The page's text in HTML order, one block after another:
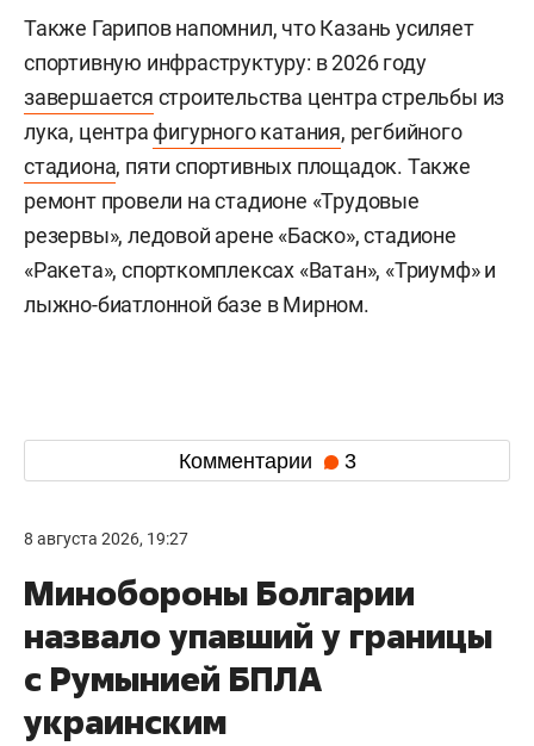
Также Гарипов напомнил, что Казань усиляет
спортивную инфраструктуру: в 2026 году
завершается строительства центра стрельбы из
лука, центра фигурного катания, регбийного
стадиона, пяти спортивных площадок. Также
ремонт провели на стадионе «Трудовые
резервы», ледовой арене «Баско», стадионе
«Ракета», спорткомплексах «Ватан», «Триумф» и
лыжно-биатлонной базе в Мирном.
Комментарии 3
8 августа 2026, 19:27
Минобороны Болгарии
назвало упавший у границы
с Румынией БПЛА
украинским